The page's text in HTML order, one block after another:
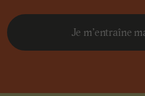
Je m’entraîne